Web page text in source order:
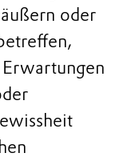
oder